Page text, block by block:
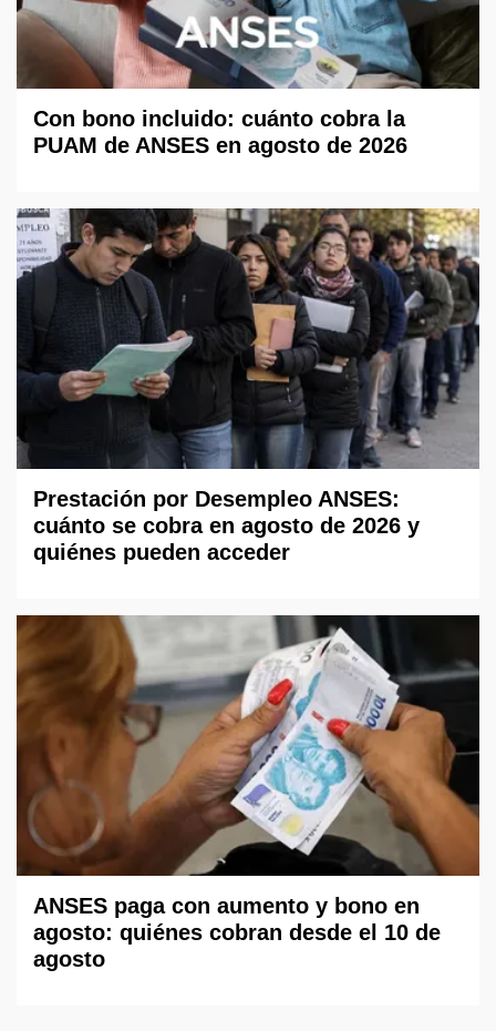
Con bono incluido: cuánto cobra la
PUAM de ANSES en agosto de 2026
Prestación por Desempleo ANSES:
cuánto se cobra en agosto de 2026 y
quiénes pueden acceder
ANSES paga con aumento y bono en
agosto: quiénes cobran desde el 10 de
agosto